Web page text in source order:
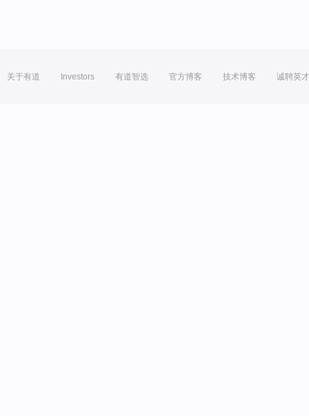
关于有道 Investors 有道智选 官方博客 技术博客 诚聘英才